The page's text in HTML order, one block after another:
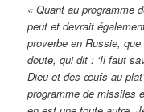
« Quant au programme
peut et devrait
proverbe en Russie,
doute, qui dit : ‘Il faut
Dieu et des œufs au
programme de missiles